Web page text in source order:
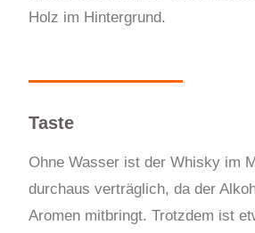
Holz im Hintergrund.
Taste
Ohne Wasser ist der Whisky im
durchaus verträglich, da der
Aromen mitbringt. Trotzdem ist